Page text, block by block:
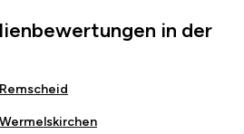
in der
Remscheid
Wermelskirchen